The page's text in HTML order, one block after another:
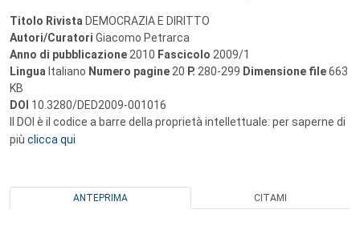
Titolo Rivista DEMOCRAZIA E DIRITTO
Autori/Curatori Giacomo Petrarca
Anno di pubblicazione 2010 Fascicolo 2009/1
Lingua Italiano Numero pagine 20 P. 280-299 Dimensione file663
KB
DOI 10.3280/DED2009-001016
Il DOI è il codice a barre della proprietà intellettuale: per saperne di
più clicca qui
ANTEPRIMA CITAMI